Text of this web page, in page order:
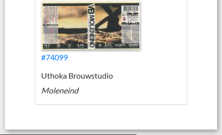
#74099
Uthoka Brouwstudio
Moleneind